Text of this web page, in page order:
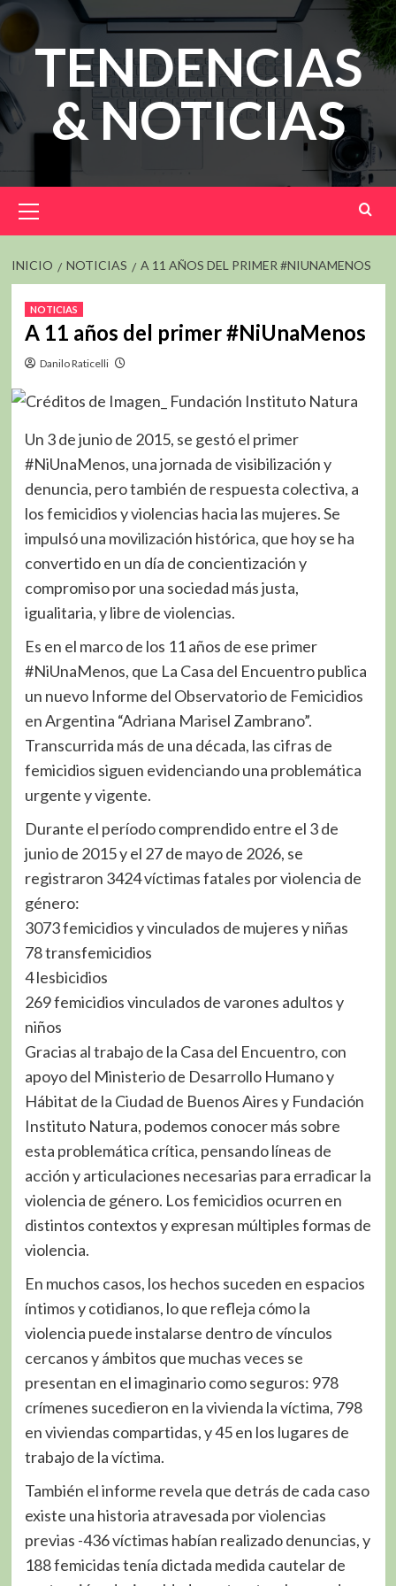
Saltar
contenidoTENDENCIAS
& NOTICIAS
principal
INICIO NOTICIAS A 11 AÑOS DEL PRIMER #NIUNAMENOS
NOTICIAS
A 11 años del primer #NiUnaMenos
Danilo Raticelli
Un 3 de junio de 2015, se gestó el primer
#NiUnaMenos, una jornada de visibilización y
denuncia, pero también de respuesta colectiva, a
los femicidios y violencias hacia las mujeres. Se
impulsó una movilización histórica, que hoy se ha
convertido en un día de concientización y
compromiso por una sociedad más justa,
igualitaria, y libre de violencias.
Es en el marco de los 11 años de ese primer
#NiUnaMenos, que La Casa del Encuentro publica
un nuevo Informe del Observatorio de Femicidios
en Argentina “Adriana Marisel Zambrano”.
Transcurrida más de una década, las cifras de
femicidios siguen evidenciando una problemática
urgente y vigente.
Durante el período comprendido entre el 3 de
junio de 2015 y el 27 de mayo de 2026, se
registraron 3424 víctimas fatales por violencia de
género:
3073 femicidios y vinculados de mujeres y niñas
78 transfemicidios
4 lesbicidios
269 femicidios vinculados de varones adultos y
niños
Gracias al trabajo de la Casa del Encuentro, con
apoyo del Ministerio de Desarrollo Humano y
Hábitat de la Ciudad de Buenos Aires y Fundación
Instituto Natura, podemos conocer más sobre
esta problemática crítica, pensando líneas de
acción y articulaciones necesarias para erradicar la
violencia de género. Los femicidios ocurren en
distintos contextos y expresan múltiples formas de
violencia.
En muchos casos, los hechos suceden en espacios
íntimos y cotidianos, lo que refleja cómo la
violencia puede instalarse dentro de vínculos
cercanos y ámbitos que muchas veces se
presentan en el imaginario como seguros: 978
crímenes sucedieron en la vivienda la víctima, 798
en viviendas compartidas, y 45 en los lugares de
trabajo de la víctima.
También el informe revela que detrás de cada caso
existe una historia atravesada por violencias
previas -436 víctimas habían realizado denuncias, y
188 femicidas tenía dictada medida cautelar de